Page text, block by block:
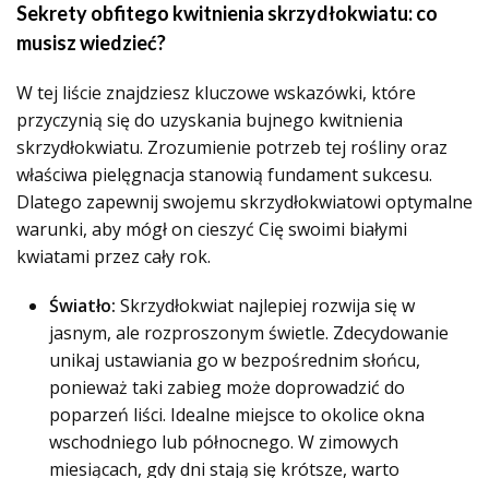
Sekrety obfitego kwitnienia skrzydłokwiatu: co
musisz wiedzieć?
W tej liście znajdziesz kluczowe wskazówki, które
przyczynią się do uzyskania bujnego kwitnienia
skrzydłokwiatu. Zrozumienie potrzeb tej rośliny oraz
właściwa pielęgnacja stanowią fundament sukcesu.
Dlatego zapewnij swojemu skrzydłokwiatowi optymalne
warunki, aby mógł on cieszyć Cię swoimi białymi
kwiatami przez cały rok.
Światło: Skrzydłokwiat najlepiej rozwija się w
jasnym, ale rozproszonym świetle. Zdecydowanie
unikaj ustawiania go w bezpośrednim słońcu,
ponieważ taki zabieg może doprowadzić do
poparzeń liści. Idealne miejsce to okolice okna
wschodniego lub północnego. W zimowych
miesiącach, gdy dni stają się krótsze, warto